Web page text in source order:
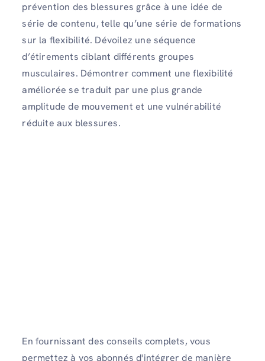
prévention des blessures grâce à une idée de
série de contenu, telle qu’une série de formations
sur la flexibilité. Dévoilez une séquence
d’étirements ciblant différents groupes
musculaires. Démontrer comment une flexibilité
améliorée se traduit par une plus grande
amplitude de mouvement et une vulnérabilité
réduite aux blessures.
En fournissant des conseils complets, vous
permettez à vos abonnés d'intégrer de manière